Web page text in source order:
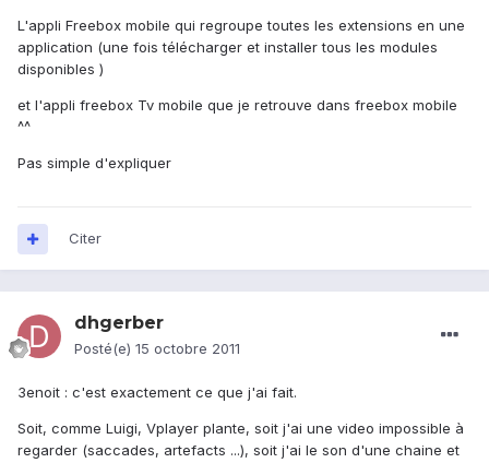
L'appli Freebox mobile qui regroupe toutes les extensions en une
application (une fois télécharger et installer tous les modules
disponibles )
et l'appli freebox Tv mobile que je retrouve dans freebox mobile
^^
Pas simple d'expliquer
Citer
dhgerber
Posté(e) 15 octobre 2011
3enoit : c'est exactement ce que j'ai fait.
Soit, comme Luigi, Vplayer plante, soit j'ai une video impossible à
regarder (saccades, artefacts ...), soit j'ai le son d'une chaine et